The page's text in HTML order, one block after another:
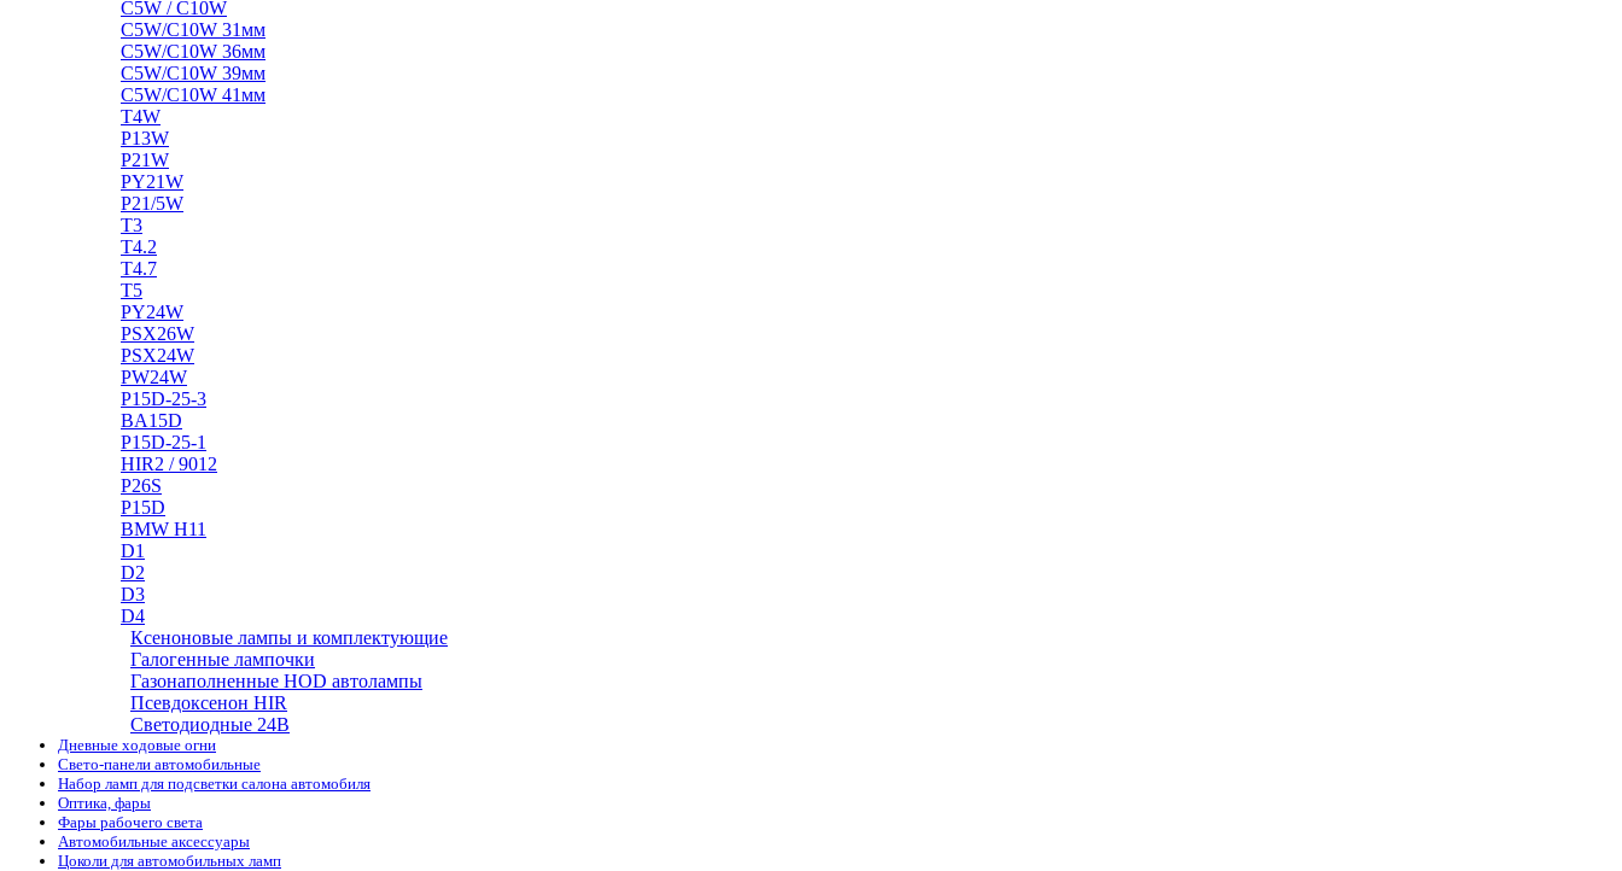
C5W / C10W
C5W/C10W 31мм
C5W/C10W 36мм
C5W/C10W 39мм
C5W/C10W 41мм
T4W
P13W
P21W
PY21W
P21/5W
T3
T4.2
T4.7
T5
PY24W
PSX26W
PSX24W
PW24W
P15D-25-3
BA15D
P15D-25-1
HIR2 / 9012
P26S
P15D
BMW H11
D1
D2
D3
D4
Ксеноновые лампы и комплектующие
Галогенные лампочки
Газонаполненные HOD автолампы
Псевдоксенон HIR
Cветодиодные 24B
Дневные ходовые огни
Свето-панели автомобильные
Набор ламп для подсветки салона автомобиля
Оптика, фары
Фары рабочего света
Автомобильные аксессуары
Цоколи для автомобильных ламп